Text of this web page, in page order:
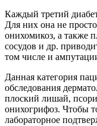
Каждый третий
Для них она не
онихомикоз, а также
сосудов и др.
том числе и
Данная категория
обследования
плоский лишай,
онихогрифоз. Чтобы
лабораторное